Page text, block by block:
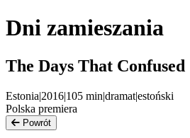
Dni zamieszania
The Days That Confused
Estonia|2016|105 min|dramat|estoński
Polska premiera
Powrót